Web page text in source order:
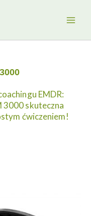
EMDR:
3000 skuteczna
ćwiczeniem!